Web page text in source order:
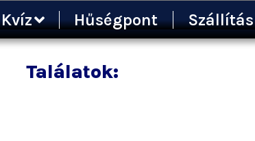
Kvíz Hűségpont Szállítás
Találatok: